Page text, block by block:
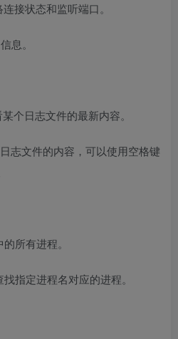
接状态和监听端口。
息。
个日志文件的最新内容。
志文件的内容，可以使用空格键
所有进程。
指定进程名对应的进程。